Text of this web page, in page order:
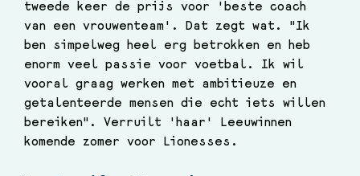
tweede keer de prijs voor 'beste coach
van een vrouwenteam'. Dat zegt wat. "Ik
ben simpelweg heel erg betrokken en heb
enorm veel passie voor voetbal. Ik wil
vooral graag werken met ambitieuze en
getalenteerde mensen die echt iets willen
bereiken". Verruilt 'haar' Leeuwinnen
komende zomer voor Lionesses.